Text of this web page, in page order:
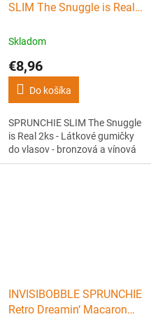
SLIM The Snuggle is Real
vlasov - bronzová a vínová
Skladom
€8,96
Do košíka
SPRUNCHIE SLIM The Snuggle
is Real 2ks - Látkové gumičky
do vlasov - bronzová a vínová
INVISIBOBBLE SPRUNCHIE
Retro Dreamin‘ Macaron